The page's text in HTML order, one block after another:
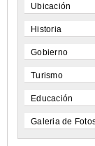
Ubicación
Historia
Gobierno
Turismo
Educación
Galeria de